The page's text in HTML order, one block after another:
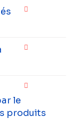
le
produits